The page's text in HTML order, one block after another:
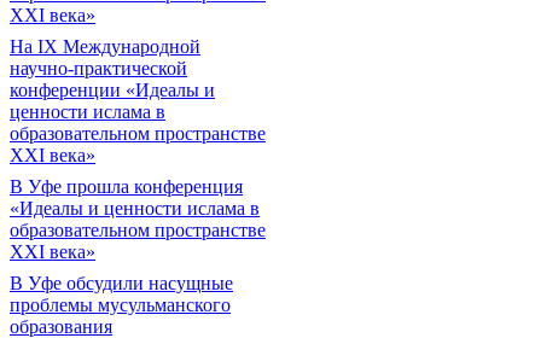
XXI века»
На IX Международной
научно-практической
конференции «Идеалы и
ценности ислама в
образовательном пространстве
XXI века»
В Уфе прошла конференция
«Идеалы и ценности ислама в
образовательном пространстве
XXI века»
В Уфе обсудили насущные
проблемы мусульманского
образования